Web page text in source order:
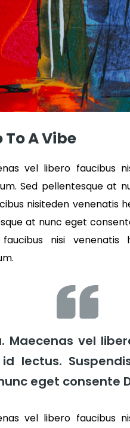
A Vibe
vel libero faucibus
Sed pellentesque at
nisiteden venenatis
at nunc eget
nisi
Maecenas vel
lectus.
eget consente
vel libero faucibus